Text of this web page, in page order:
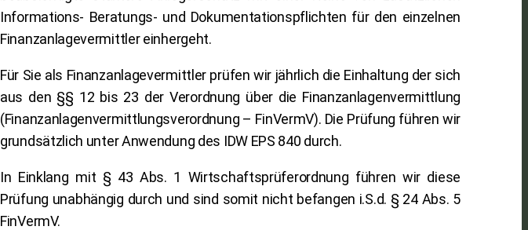
Informations- Beratungs- und Dokumentationspflichten für den einzelnen
Finanzanlagevermittler einhergeht.
Für Sie als Finanzanlagevermittler prüfen wir jährlich die Einhaltung der sich
aus den §§ 12 bis 23 der Verordnung über die Finanzanlagenvermittlung
(Finanzanlagenvermittlungsverordnung – FinVermV). Die Prüfung führen wir
grundsätzlich unter Anwendung des IDW EPS 840 durch.
In Einklang mit § 43 Abs. 1 Wirtschaftsprüferordnung führen wir diese
Prüfung unabhängig durch und sind somit nicht befangen i.S.d. § 24 Abs. 5
FinVermV.